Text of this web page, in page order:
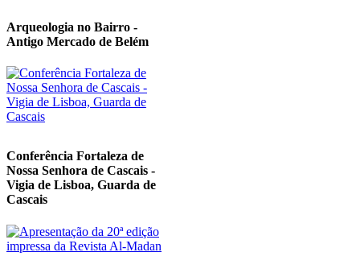
Arqueologia no Bairro -
Antigo Mercado de Belém
Conferência Fortaleza de
Nossa Senhora de Cascais -
Vigia de Lisboa, Guarda de
Cascais